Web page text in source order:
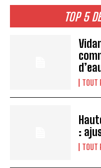
TOP 5
TOUT
:
TOUT